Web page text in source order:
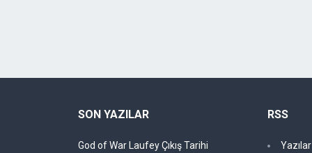
SON YAZILAR
God of War Laufey Çıkış Tarihi
RSS